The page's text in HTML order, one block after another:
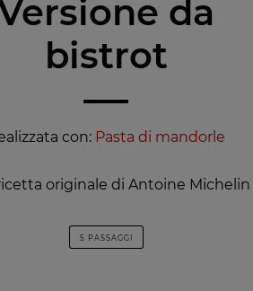
da
bistrot
con: Pasta di mandorle
originale di Antoine Michelin
5 PASSAGGI